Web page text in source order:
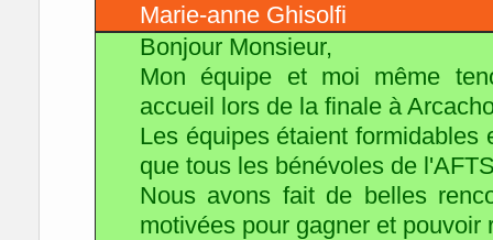
Marie-anne Ghisolfi
Bonjour Monsieur,
Mon équipe et moi même
accueil lors de la finale à
Les équipes étaient formidables
que tous les bénévoles de
Nous avons fait de belles
motivées pour gagner et pouvoir